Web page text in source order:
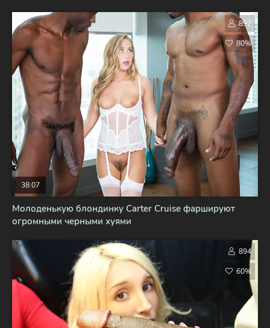
Молоденькую блондинку Carter Cruise фаршируют
огромными черными хуями
38:07
892
80%
894
60%